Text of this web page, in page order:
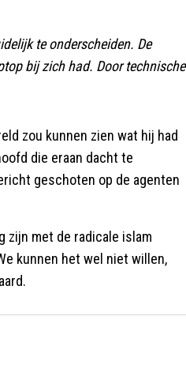
te onderscheiden. De
bij zich had. Door technische
zou kunnen zien wat hij had
die eraan dacht te
geschoten op de agenten
zijn met de radicale islam
kunnen het wel niet willen,